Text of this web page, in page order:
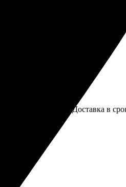
нашла нужный размер,
без проблем. Доставка в